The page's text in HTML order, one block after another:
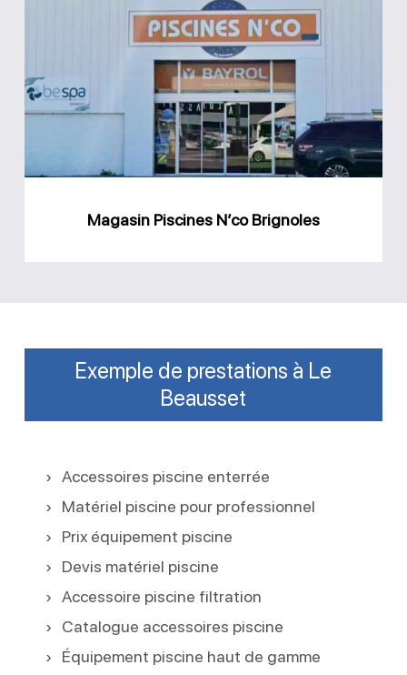
Piscines
N’co
Brignoles
Magasin Piscines N’co Brignoles
Exemple de prestations à Le
Beausset
Accessoires piscine enterrée
Matériel piscine pour professionnel
Prix équipement piscine
Devis matériel piscine
Accessoire piscine filtration
Catalogue accessoires piscine
Équipement piscine haut de gamme